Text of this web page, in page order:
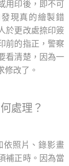
用印後，即不可
現真的繪製錯
於更改處捺印簽
前的指正，警察
看清楚，因為一
修改了。
處理？
依照片、錄影畫
補正時。因為當